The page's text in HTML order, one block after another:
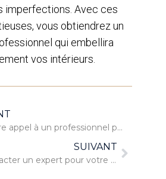
imperfections. Avec ces
vous obtiendrez un
qui embellira
vos intérieurs.
Pourquoi faire appel à un professionnel pour votre toiture?
SUIVANT
Pourquoi contacter un expert pour votre rénovation de toiture ?